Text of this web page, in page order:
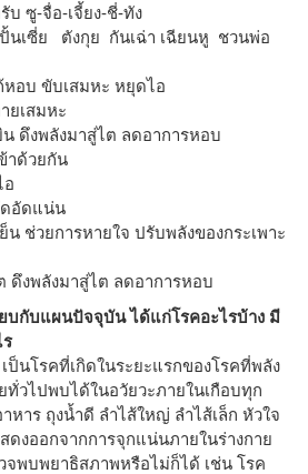
บ ซู-จื่อ-เจี้ยง-ชี่-ทัง
นเซี่ย ตังกุย กันเฉ่า เฉียนหู ชวนพ่อ
หอบ ขับเสมหะ หยุดไอ
ยเสมหะ
ดึงพลังมาสู่ไต ลดอาการหอบ
าด้วยกัน
อ
ดอัดแน่น
น ช่วยการหายใจ ปรับพลังของกระเพาะ
ดึงพลังมาสู่ไต ลดอาการหอบ
บกับแผนปัจจุบัน ได้แก่โรคอะไรบ้าง มี
ป็นโรคที่เกิดในระยะแรกของโรคที่พลัง
ทั่วไปพบได้ในอวัยวะภายในเกือบทุก
หาร ถุงน้ำดี ลำไส้ใหญ่ ลำไส้เล็ก หัวใจ
งออกจากการจุกแน่นภายในร่างกาย
จพบพยาธิสภาพหรือไม่ก็ได้ เช่น โรค